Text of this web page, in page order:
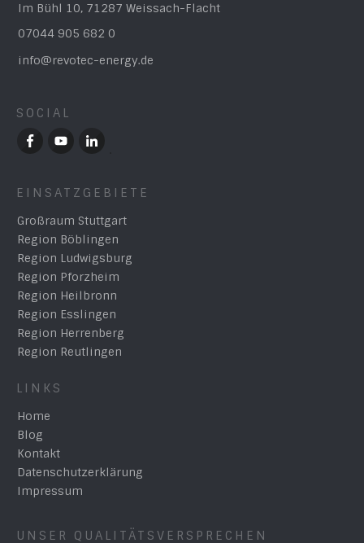
Im Bühl 10, 71287 Weissach-Flacht
07044 905 682 0
info@revotec-energy.de
SOCIAL
EINSATZGEBIETE
Großraum Stuttgart
Region Böblingen
Region Ludwigsburg
Region Pforzheim
Region Heilbronn
Region Esslingen
Region Herrenberg
Region Reutlingen
LINKS
Home
Blog
Kontakt
Datenschutzerklärung
Impressum
UNSER QUALITÄTSVERSPRECHEN